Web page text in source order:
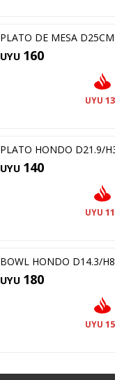
PLATO DE MESA
UYU 160
UYU
PLATO HONDO D21.9/
UYU 140
UYU
BOWL HONDO D14.3/
UYU 180
UYU